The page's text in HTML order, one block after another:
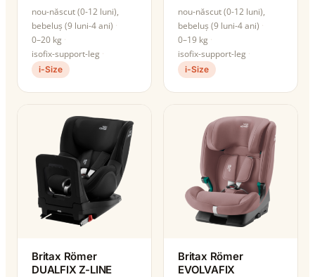
nou-născut (0-12 luni),
bebeluș (9 luni-4 ani)
0–20 kg
isofix-support-leg
i-Size
nou-născut (0-12 luni),
bebeluș (9 luni-4 ani)
0–19 kg
isofix-support-leg
i-Size
Britax Römer
DUALFIX Z-LINE
Britax Römer
EVOLVAFIX